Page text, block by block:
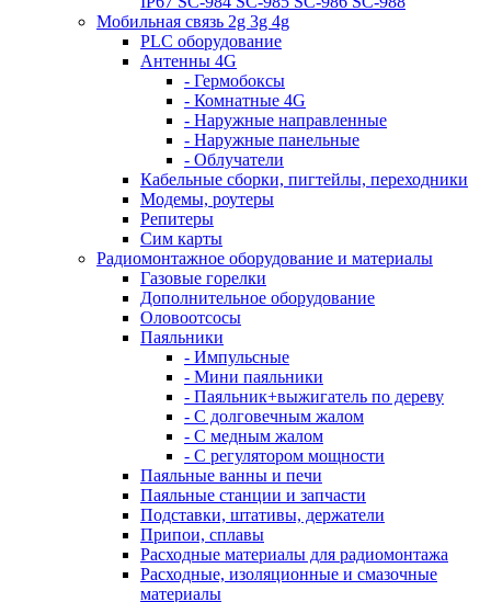
Мобильная связь 2g 3g 4g
PLC оборудование
Антенны 4G
- Гермобоксы
- Комнатные 4G
- Наружные направленные
- Наружные панельные
- Облучатели
Кабельные сборки, пигтейлы, переходники
Модемы, роутеры
Репитеры
Сим карты
Радиомонтажное оборудование и материалы
Газовые горелки
Дополнительное оборудование
Оловоотсосы
Паяльники
- Импульсные
- Мини паяльники
- Паяльник+выжигатель по дереву
- С долговечным жалом
- С медным жалом
- С регулятором мощности
Паяльные ванны и печи
Паяльные станции и запчасти
Подставки, штативы, держатели
Припои, сплавы
Расходные материалы для радиомонтажа
Расходные, изоляционные и смазочные
материалы